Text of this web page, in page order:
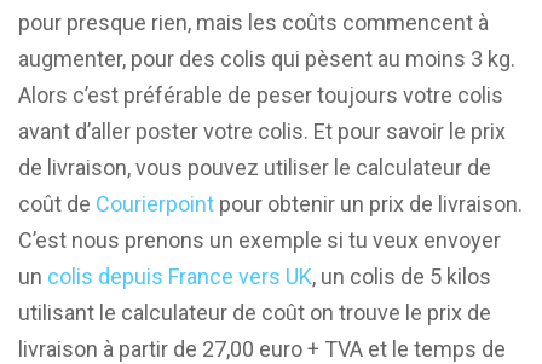
pour presque rien, mais les coûts commencent à
augmenter, pour des colis qui pèsent au moins 3 kg.
Alors c’est préférable de peser toujours votre colis
avant d’aller poster votre colis. Et pour savoir le prix
de livraison, vous pouvez utiliser le calculateur de
coût de Courierpoint pour obtenir un prix de livraison.
C’est nous prenons un exemple si tu veux envoyer
un colis depuis France vers UK, un colis de 5 kilos
utilisant le calculateur de coût on trouve le prix de
livraison à partir de 27,00 euro + TVA et le temps de